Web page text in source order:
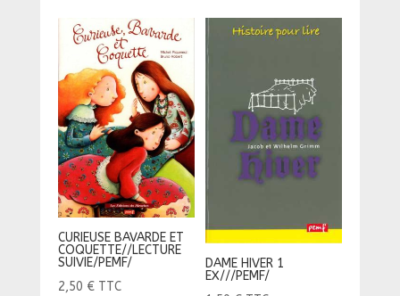
CURIEUSE BAVARDE ET
COQUETTE//LECTURE
SUIVIE/PEMF/
2,50 € TTC
DAME HIVER 1
EX///PEMF/